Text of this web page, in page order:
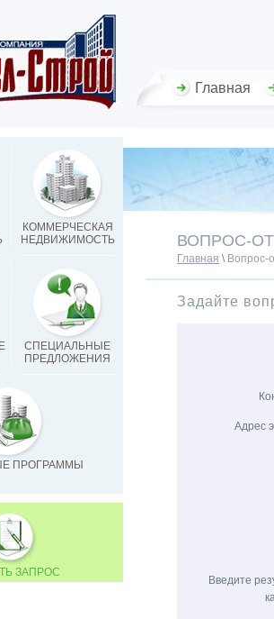
Главная
КОММЕРЧЕСКАЯ
НЕДВИЖИМОСТЬ
СПЕЦИАЛЬНЫЕ
ПРЕДЛОЖЕНИЯ
ПРОГРАММЫ
ЗАПРОС
ВОПРОС-
Главная \ Вопрос-
Задайте
Адрес
Введите